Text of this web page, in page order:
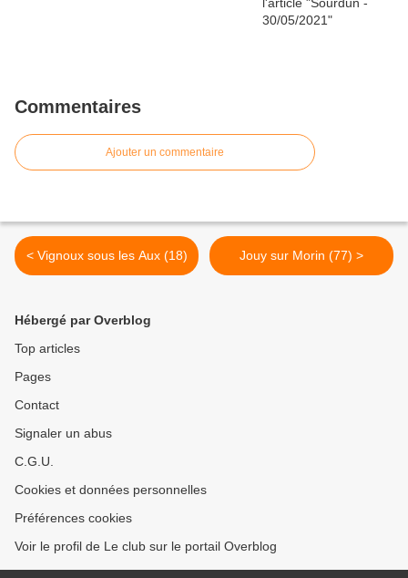
Commentaires
Ajouter un commentaire
< Vignoux sous les Aux (18) Jouy sur Morin (77) >
Hébergé par Overblog
Top articles
Pages
Contact
Signaler un abus
C.G.U.
Cookies et données personnelles
Préférences cookies
Voir le profil de Le club sur le portail Overblog